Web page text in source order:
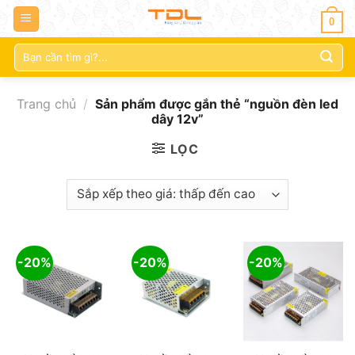
0
Tìm
kiếm:
Trang chủ / Sản phẩm được gắn thẻ “nguồn đèn led
dây 12v”
LỌC
-20% -20% -20%